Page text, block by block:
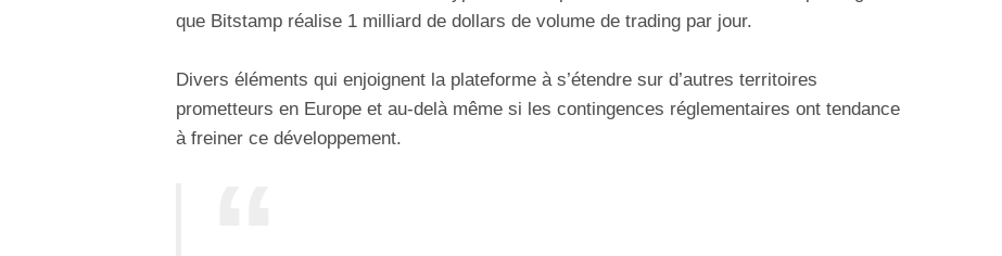
que Bitstamp réalise 1 milliard de dollars de volume de trading par jour.
Divers éléments qui enjoignent la plateforme à s’étendre sur d’autres territoires
prometteurs en Europe et au-delà même si les contingences réglementaires ont tendance
à freiner ce développement.